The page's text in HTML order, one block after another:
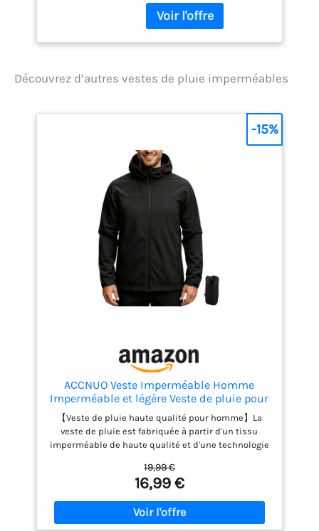
des coutures Style
classique, fonctionnalité
une capuche réglable
pour une meilleure
visibilité, Revêtement en
fermetures à glissière pour
plus de durabilité
Doublure en maille pour
une ventilation optimale,
Couverture suffisante du
tissu dans toutes les
postures grâce à la
longueur généreuse du
centre du dos de 74 cm (29
pouces) Contenu : 1x
Columbia Homme Veste,
Art. : 1988612
Découvrez d’autres vestes de pluie imperméables
ACCNUO Veste Imperméable Homme
Imperméable et légère Veste de pluie pour
homme veste de pluie pour le cyclisme, la
randonnée et l'escalade
【Veste de pluie haute qualité pour homme】La
veste de pluie est fabriquée à partir d'un tissu
imperméable de haute qualité et d'une technologie
mmH₂O. La fermeture éclair principale et les
fermetures éclair des poches sont imperméables,
ce qui la rend adaptée à la plupart des jours de
pluie. 【Veste de pluie respirante pour homme】Le
tissu imperméable de la veste de pluie est
19,99 €
16,99 €
-15%